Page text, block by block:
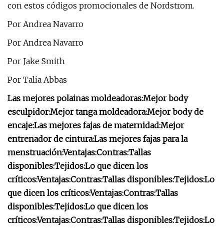
con estos códigos promocionales de Nordstrom.
Por Andrea Navarro
Por Andrea Navarro
Por Jake Smith
Por Talia Abbas
Las mejores polainas moldeadoras:Mejor body
esculpidor:Mejor tanga moldeadora:Mejor body de
encaje:Las mejores fajas de maternidad:Mejor
entrenador de cintura:Las mejores fajas para la
menstruación:Ventajas:Contras:Tallas
disponibles:Tejidos:Lo que dicen los
críticos:Ventajas:Contras:Tallas disponibles:Tejidos:Lo
que dicen los críticos:Ventajas:Contras:Tallas
disponibles:Tejidos:Lo que dicen los
críticos:Ventajas:Contras:Tallas disponibles:Tejidos:Lo